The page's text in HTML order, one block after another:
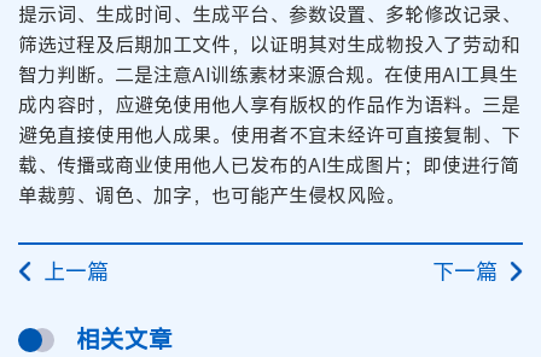
提示词、生成时间、生成平台、参数设置、多轮修改记录、
筛选过程及后期加工文件，以证明其对生成物投入了劳动和
智力判断。二是注意AI训练素材来源合规。在使用AI工具生
成内容时，应避免使用他人享有版权的作品作为语料。三是
避免直接使用他人成果。使用者不宜未经许可直接复制、下
载、传播或商业使用他人已发布的AI生成图片；即使进行简
单裁剪、调色、加字，也可能产生侵权风险。
上一篇 下一篇
相关文章